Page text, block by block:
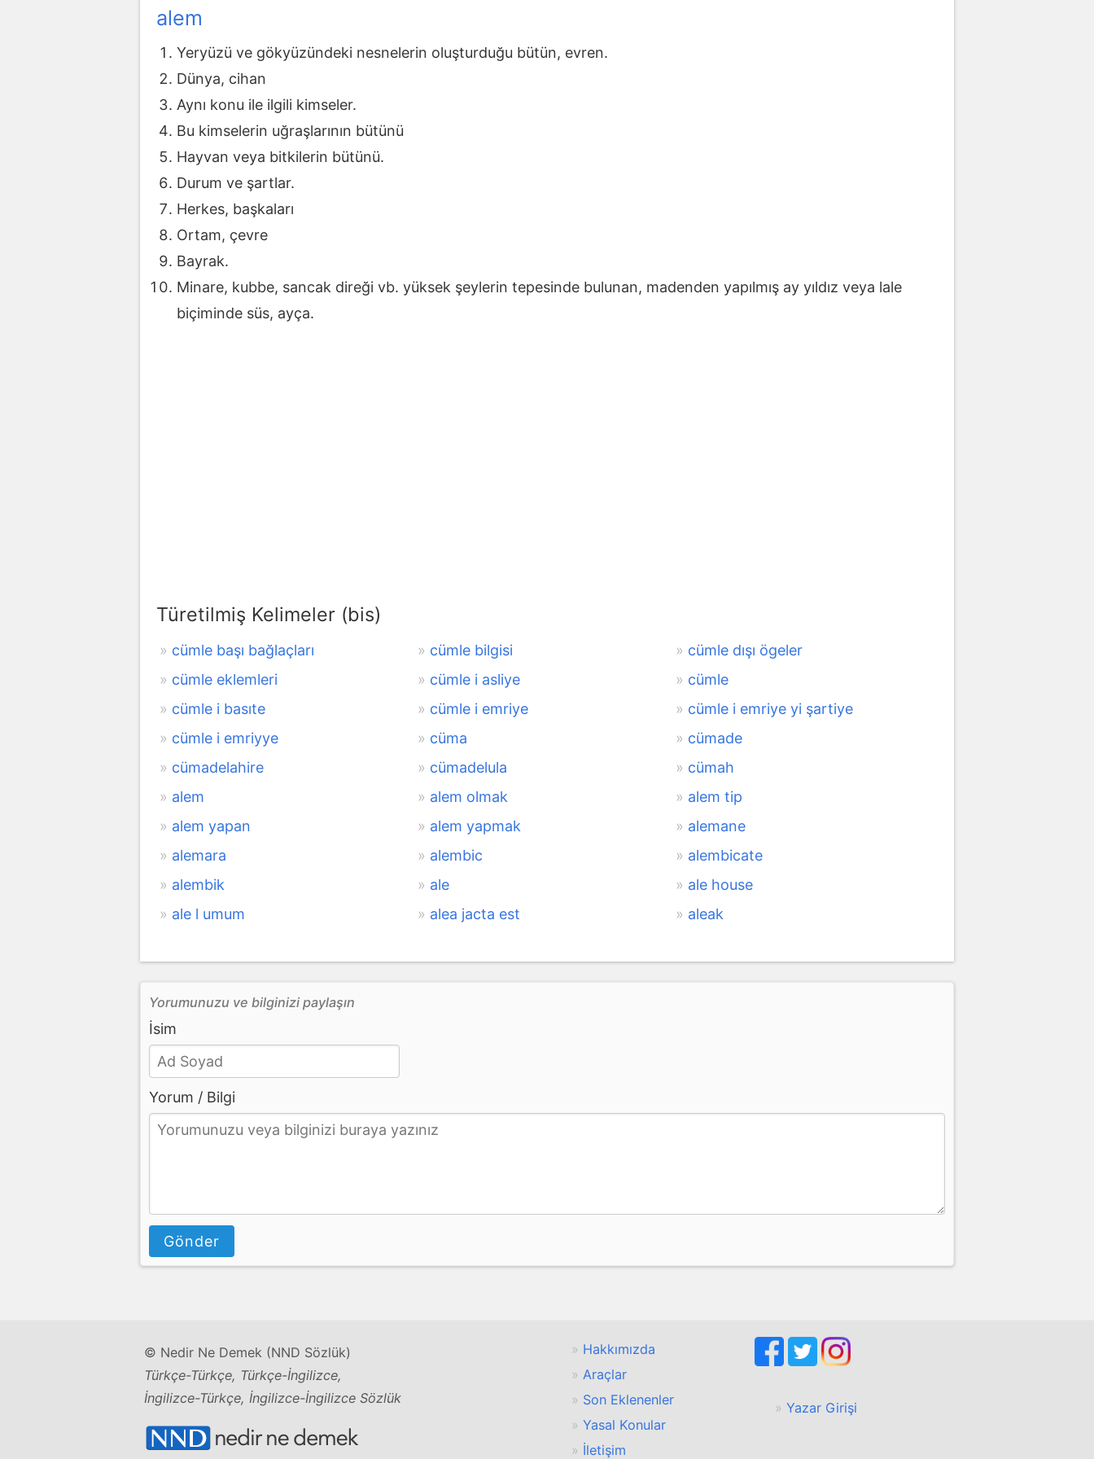
alem
Yeryüzü ve gökyüzündeki nesnelerin oluşturduğu bütün, evren.
Dünya, cihan
Aynı konu ile ilgili kimseler.
Bu kimselerin uğraşlarının bütünü
Hayvan veya bitkilerin bütünü.
Durum ve şartlar.
Herkes, başkaları
Ortam, çevre
Bayrak.
Minare, kubbe, sancak direği vb. yüksek şeylerin tepesinde bulunan, madenden yapılmış ay yıldız veya lale
biçiminde süs, ayça.
Türetilmiş Kelimeler (bis)
cümle başı bağlaçları cümle bilgisi
cümle dışı ögeler
cümle eklemleri
cümle i asliye
cümle
cümle i basıte
cümle i emriye
cümle i emriye yi şartiye
cümle i emriyye
cüma
cümade
cümadelahire
cümadelula
cümah
alem
alem olmak
alem tip
alem yapan
alem yapmak
alemane
alemara
alembic
alembicate
alembik
ale
ale house
ale l umum
alea jacta est aleak
Yorumunuzu ve bilginizi paylaşın
İsim
Yorum / Bilgi
Gönder
© Nedir Ne Demek (NND Sözlük)
Türkçe-Türkçe, Türkçe-İngilizce,
İngilizce-Türkçe, İngilizce-İngilizce Sözlük
Hakkımızda
Araçlar
Son Eklenenler
Yasal Konular
İletişim
Yazar Girişi